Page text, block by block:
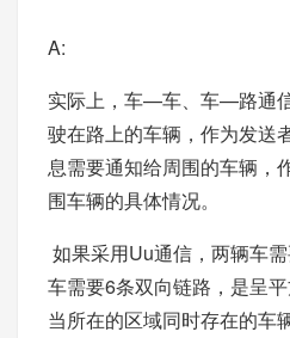
A:
实际上，车—车、车—路通
驶在路上的车辆，作为发送
息需要通知给周围的车辆，
围车辆的具体情况。
如果采用Uu通信，两辆车
车需要6条双向链路，是呈
当所在的区域同时存在的车